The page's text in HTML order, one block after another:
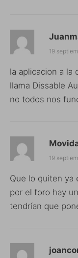
19
la aplicacion a la
llama Dissable
no todos nos
19
Que lo quiten
por el foro hay
tendrían que